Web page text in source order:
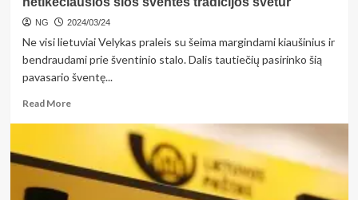
NG 2024/03/24
Ne visi lietuviai Velykas praleis su šeima margindami kiaušinius ir
bendraudami prie šventinio stalo. Dalis tautiečių pasirinko šią
pavasario šventę...
Read MoreRead
<strong>Lietuviai
Velykas
sutiks
ir